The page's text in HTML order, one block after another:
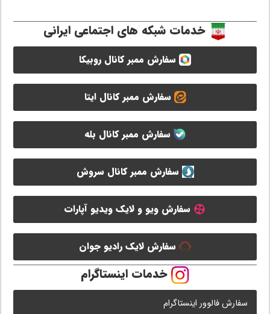
خدمات شبکه های اجتماعی ایرانی
سفارش ممبر کانال روبیکا
سفارش ممبر کانال ایتا
سفارش ممبر کانال بله
سفارش ممبر کانال سروش
سفارش ویو و لایک ویدیو آپارات
سفارش لایک رادیو جوان
خدمات اینستاگرام
سفارش فالوور اینستاگرام